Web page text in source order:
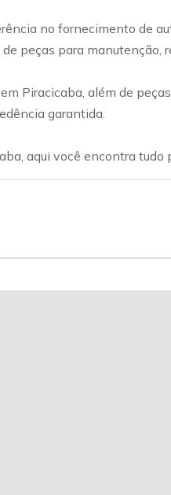
no fornecimento de
peças para manutenção,
Piracicaba, além de
garantida.
aqui você encontra